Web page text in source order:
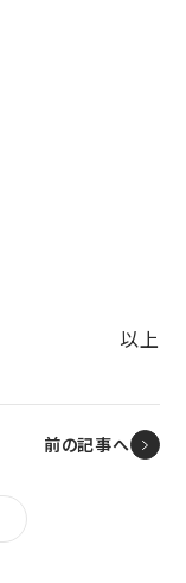
以上
前の記事へ